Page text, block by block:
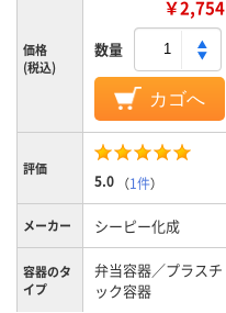
価格
(税込)
￥2,754
数量
カゴへ
評価
5.0 （1件）
メーカー シーピー化成
容器のタ
イプ
弁当容器／プラスチ
ック容器